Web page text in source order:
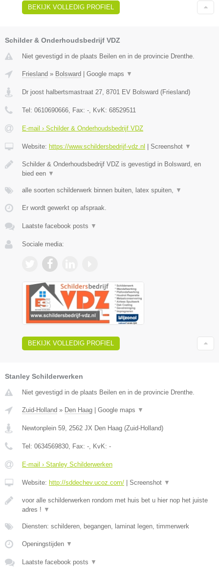
BEKIJK VOLLEDIG PROFIEL
Schilder & Onderhoudsbedrijf VDZ
Niet gevestigd in de plaats Beilen en in de provincie Drenthe.
Friesland » Bolsward Google maps ▼
Dr joost halbertsmastraat 27 8701 EV Bolsward (Friesland)
Tel: 0610690666 , Fax: - , KvK: 68529511
E-mail › Schilder & Onderhoudsbedrijf VDZ
Website: https://www.schildersbedrijf-vdz.nl Screenshot ▼
Schilder & Onderhoudsbedrijf VDZ is gevestigd in Bolsward, en
bied een ▼
alle soorten schilderwerk binnen buiten, latex spuiten, ▼
Er wordt gewerkt op afspraak.
Laatste facebook posts ▼
Sociale media:
BEKIJK VOLLEDIG PROFIEL
Stanley Schilderwerken
Niet gevestigd in de plaats Beilen en in de provincie Drenthe.
Zuid-Holland » Den Haag Google maps ▼
Newtonplein 59, 2562 JX Den Haag (Zuid-Holland)
Tel: 0634569830, Fax: -, KvK: -
E-mail › Stanley Schilderwerken
Website: http://sddechev.ucoz.com/ Screenshot ▼
voor alle schilderwerken rondom met huis bet u hier nop het juiste
adres ! ▼
Diensten: schilderen, begangen, laminat legen, timmerwerk
Openingstijden ▼
Laatste facebook posts ▼